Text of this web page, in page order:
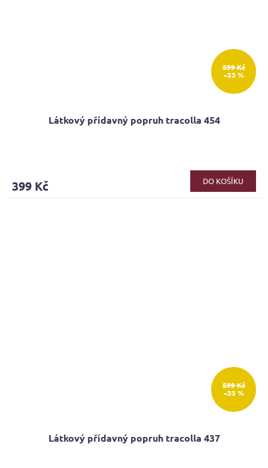
599 Kč
–33 %
Látkový přídavný popruh tracolla 454
399 Kč DO KOŠÍKU
599 Kč
–33 %
Látkový přídavný popruh tracolla 437